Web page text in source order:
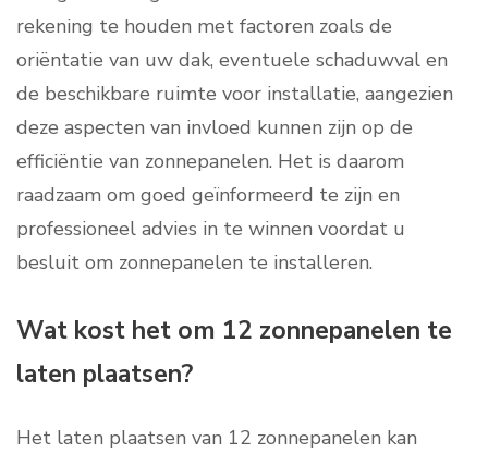
rekening te houden met factoren zoals de
oriëntatie van uw dak, eventuele schaduwval en
de beschikbare ruimte voor installatie, aangezien
deze aspecten van invloed kunnen zijn op de
efficiëntie van zonnepanelen. Het is daarom
raadzaam om goed geïnformeerd te zijn en
professioneel advies in te winnen voordat u
besluit om zonnepanelen te installeren.
Wat kost het om 12 zonnepanelen te
laten plaatsen?
Het laten plaatsen van 12 zonnepanelen kan